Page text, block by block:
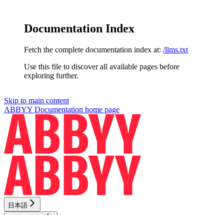
Documentation Index
Fetch the complete documentation index at: /llms.txt
Use this file to discover all available pages before
exploring further.
Skip to main content
ABBYY Documentation home page
日本語